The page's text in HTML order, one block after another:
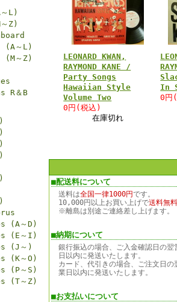
L)
Z)
(A～L)
～Z)
R＆B
(A～D)
(E～I)
(J～)
(K～O)
(P～S)
(T～Z)
LEONARD KWAN,
RAYMOND KANE /
Party Songs
Hawaiian Style
Volume Two
0円(税込)
在庫切れ
In
0円
■配送料について
送料は全国一律1000円です。
10,000円以上お買い上げで送料無
※離島は別途ご連絡差し上げます。
■納期について
銀行振込の場合、ご入金確認日の翌
日以内に発送いたします。
カード、代引きの場合、ご注文日の
業日以内に発送いたします。
■お支払いについて